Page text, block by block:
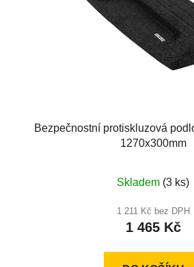
Bezpečnostní protiskluzová
1270x300mm
Skladem (3 ks)
1 211 Kč bez DPH
1 465 Kč